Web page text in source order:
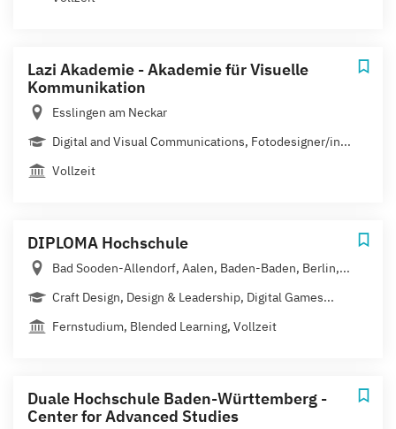
Lazi Akademie - Akademie für Visuelle
Kommunikation
Esslingen am Neckar
Digital and Visual Communications, Fotodesigner/in...
Vollzeit
DIPLOMA Hochschule
Bad Sooden-Allendorf, Aalen, Baden-Baden, Berlin,...
Craft Design, Design & Leadership, Digital Games...
Fernstudium, Blended Learning, Vollzeit
Duale Hochschule Baden-Württemberg -
Center for Advanced Studies